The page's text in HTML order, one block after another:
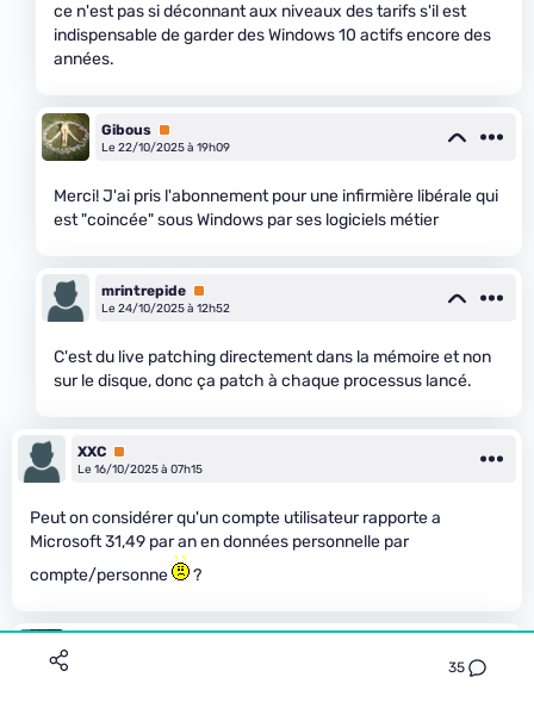
35
ce n'est pas si déconnant aux niveaux des tarifs s'il est
indispensable de garder des Windows 10 actifs encore des
années.
Gibous Premium
Le 22/10/2025 à 19h09
Merci! J'ai pris l'abonnement pour une infirmière libérale qui
est "coincée" sous Windows par ses logiciels métier
mrintrepide Premium
Le 24/10/2025 à 12h52
C'est du live patching directement dans la mémoire et non
sur le disque, donc ça patch à chaque processus lancé.
XXC Premium
Le 16/10/2025 à 07h15
Peut on considérer qu'un compte utilisateur rapporte a
Microsoft 31,49 par an en données personnelle par
compte/personne
?